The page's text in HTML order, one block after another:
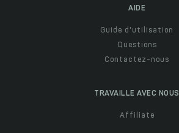
AIDE
Guide d'utilisation
Questions
Contactez-nous
TRAVAILLE AVEC NOUS
Affiliate